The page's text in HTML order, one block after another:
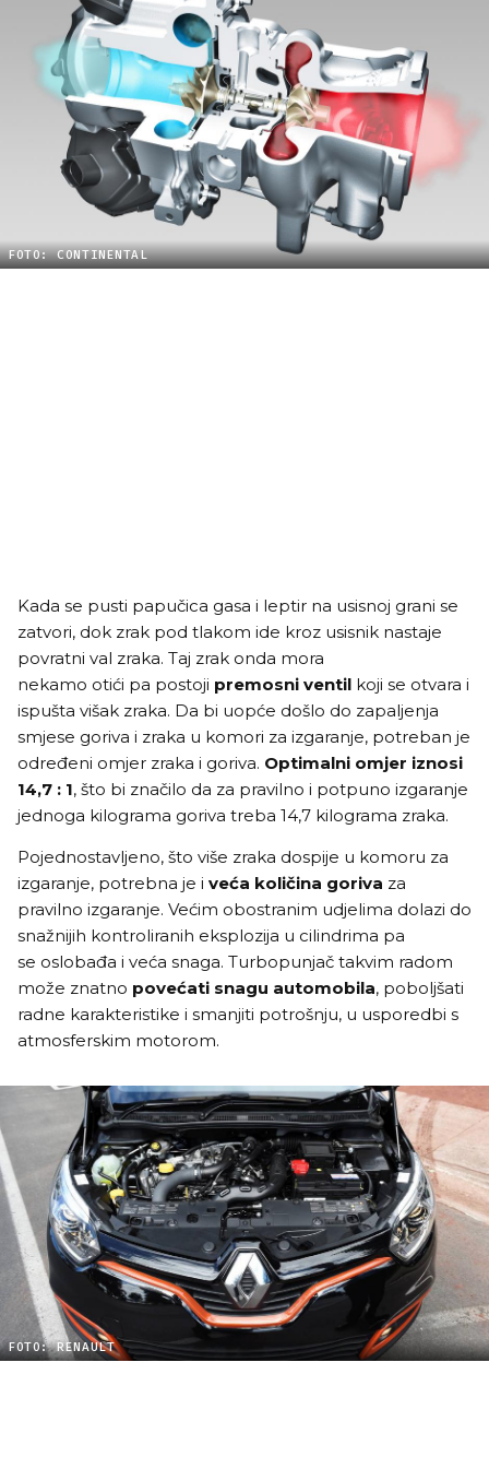
FOTO: CONTINENTAL
Kada se pusti papučica gasa i leptir na usisnoj grani se
zatvori, dok zrak pod tlakom ide kroz usisnik nastaje
povratni val zraka. Taj zrak onda mora
nekamo otići pa postoji premosni ventil koji se otvara i
ispušta višak zraka. Da bi uopće došlo do zapaljenja
smjese goriva i zraka u komori za izgaranje, potreban je
određeni omjer zraka i goriva. Optimalni omjer iznosi
14,7 : 1, što bi značilo da za pravilno i potpuno izgaranje
jednoga kilograma goriva treba 14,7 kilograma zraka.
Pojednostavljeno, što više zraka dospije u komoru za
izgaranje, potrebna je i veća količina goriva za
pravilno izgaranje. Većim obostranim udjelima dolazi do
snažnijih kontroliranih eksplozija u cilindrima pa
se oslobađa i veća snaga. Turbopunjač takvim radom
može znatno povećati snagu automobila, poboljšati
radne karakteristike i smanjiti potrošnju, u usporedbi s
atmosferskim motorom.
FOTO: RENAULT